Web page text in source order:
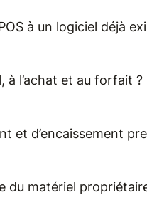
à un logiciel déjà
à l’achat et au forfait
et d’encaissement
du matériel